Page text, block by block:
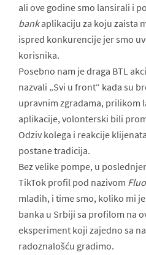
ali ove godine smo lansirali i
bankaplikaciju za koju zaista
ispred konkurencije jer smo
korisnika.
Posebno nam je draga BTL
nazvali „Svi u front“ kada su
upravnim zgradama, prilikom
aplikacije, volonterski bili
Odziv kolega i reakcije
postane tradicija.
Bez velike pompe, u
TikTok profil pod nazivom Fluo
mladih, i time smo, koliko mi
banka u Srbiji sa profilom na
eksperiment koji zajedno sa
radoznalošću gradimo.